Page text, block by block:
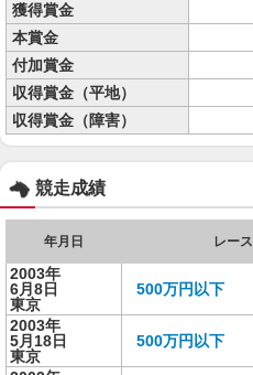
獲得賞金
本賞金
付加賞金
収得賞金（平地）
収得賞金（障害）
競走成績
年月日 レース
2003年
6月8日
東京
500万円以下
2003年
5月18日
東京
500万円以下